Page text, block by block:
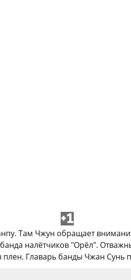
+1
Там Чжун обращает
налётчиков "Орёл".
плен. Главарь банды Чжан Сунь